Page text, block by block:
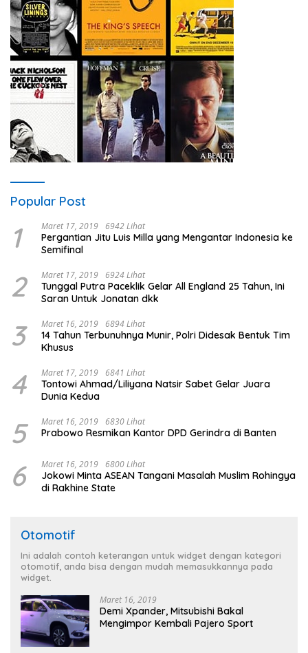
Popular Post
1 Maret 17, 2019 6942 Lihat
Pergantian Jitu Luis Milla yang Mengantar Indonesia ke
Semifinal
2 Maret 17, 2019 6924 Lihat
Tunggal Putra Paceklik Gelar All England 25 Tahun, Ini
Saran Untuk Jonatan dkk
3 Maret 16, 2019 6894 Lihat
14 Tahun Terbunuhnya Munir, Polri Didesak Bentuk Tim
Khusus
4 Maret 17, 2019 6841 Lihat
Tontowi Ahmad/Liliyana Natsir Sabet Gelar Juara
Dunia Kedua
5 Maret 16, 2019 6830 Lihat
Prabowo Resmikan Kantor DPD Gerindra di Banten
6 Maret 16, 2019 6800 Lihat
Jokowi Minta ASEAN Tangani Masalah Muslim Rohingya
di Rakhine State
Otomotif
Ini adalah contoh keterangan untuk widget dengan kategori
otomotif, anda bisa dengan mudah memasukkannya pada
widget.
Maret 16, 2019
Demi Xpander, Mitsubishi Bakal
Mengimpor Kembali Pajero Sport